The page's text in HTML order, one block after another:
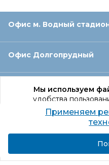
Мы используем
удобства
качества
Продолжая
согласие на
Офис м. Водный
Офис Долгопрудный
Офис Санкт‑Петербург
Оформление заказа
Применяем